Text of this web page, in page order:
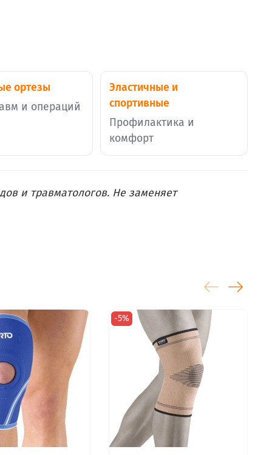
ортезы
и операций
Эластичные и
спортивные
Профилактика и
комфорт
и травматологов. Не заменяет
-5%